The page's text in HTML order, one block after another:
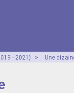
- 2021) > Une